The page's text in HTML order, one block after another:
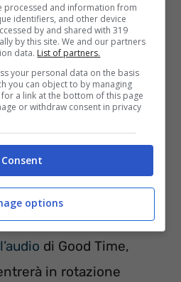
“Curiosity”.
di Good Time,
in rotazione
processed and information from
identifiers, and other device
by and shared with 319
by this site. We and our partners
data. List of partners.
your personal data on the basis
you can object to by managing
a link at the bottom of this page
or withdraw consent in privacy
Consent
options